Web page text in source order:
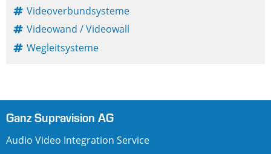
Videoverbundsysteme
Videowand / Videowall
Wegleitsysteme
Ganz Supravision AG
Audio Video Integration Service